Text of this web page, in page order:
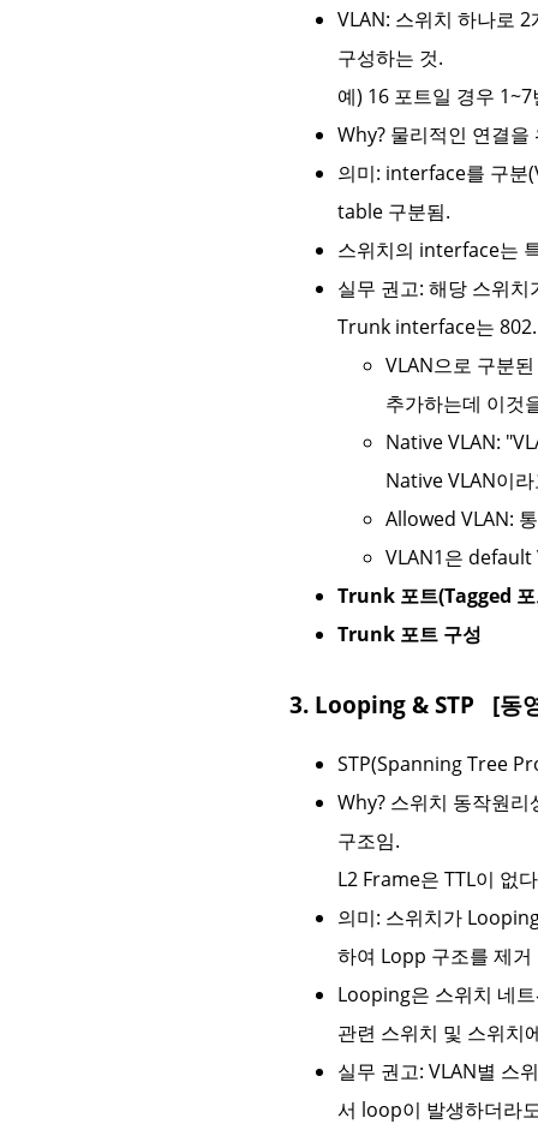
VLAN: 스위치 하나로
구성하는 것.
예) 16 포트일 경우
Why? 물리적인 연결
의미: interface를 구분
table 구분됨.
스위치의 interface는
실무 권고: 해당 스위
Trunk interface는
VLAN으로 구분
추가하는데 이것
Native VLAN:
Native VLAN이
Allowed VLAN:
VLAN1은 default
Trunk 포트(Tagged 포
Trunk 포트 구성
3. Looping & STP [동
STP(Spanning Tree
Why? 스위치 동작원
구조임.
L2 Frame은 TTL이 없
의미: 스위치가
하여 Lopp 구조를 제거
Looping은 스위치 네
관련 스위치 및 스위
실무 권고: VLAN별 스
서 loop이 발생하더라